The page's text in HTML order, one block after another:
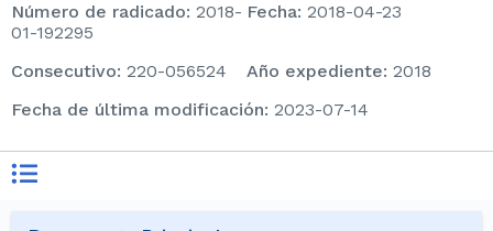
Número de radicado: 2018-
01-192295
Fecha: 2018-04-23
consecutivo: 220-056524 Año expediente: 2018
Fecha de última modificación: 2023-07-14